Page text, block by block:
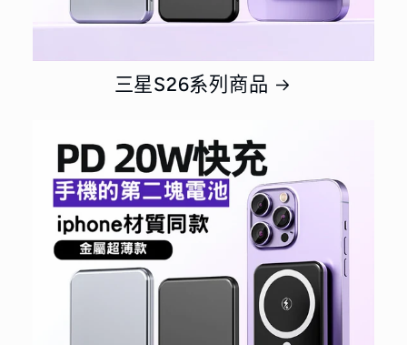
三星S26系列商品